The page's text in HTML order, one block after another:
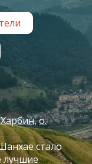
Харбин о.
стало
лучшие